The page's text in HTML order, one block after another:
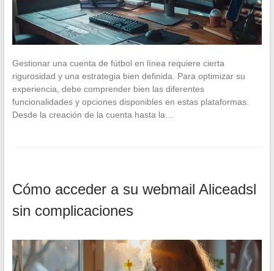
Gestionar una cuenta de fútbol en línea requiere cierta
rigurosidad y una estrategia bien definida. Para optimizar su
experiencia, debe comprender bien las diferentes
funcionalidades y opciones disponibles en estas plataformas.
Desde la creación de la cuenta hasta la…
Cómo acceder a su webmail Aliceadsl
sin complicaciones